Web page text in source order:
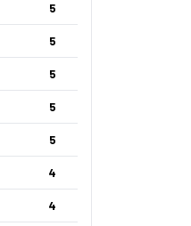
5
5
5
5
5
4
4